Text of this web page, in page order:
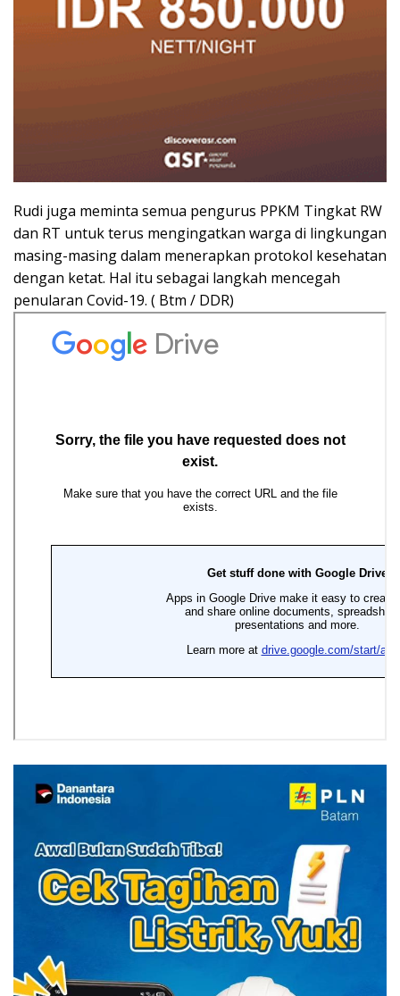
Rudi juga meminta semua pengurus PPKM Tingkat RW
dan RT untuk terus mengingatkan warga di lingkungan
masing-masing dalam menerapkan protokol kesehatan
dengan ketat. Hal itu sebagai langkah mencegah
penularan Covid-19. ( Btm / DDR)